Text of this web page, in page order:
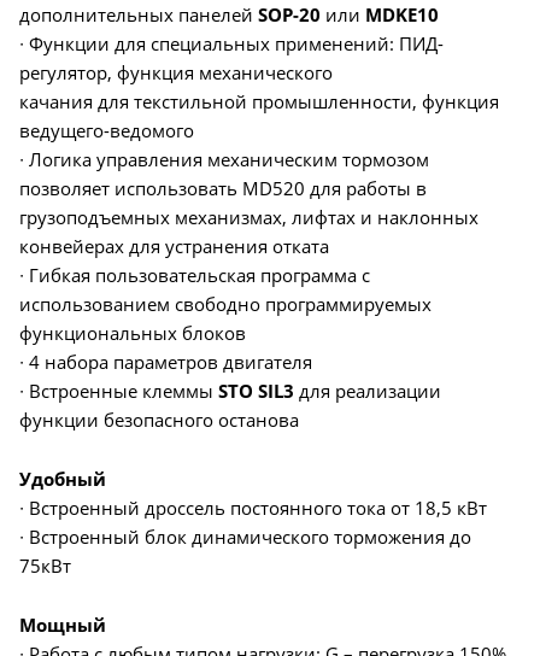
дополнительных панелей SOP-20 или MDKE10
∙ Функции для специальных применений: ПИД-
регулятор, функция механического
качания для текстильной промышленности, функция
ведущего-ведомого
∙ Логика управления механическим тормозом
позволяет использовать MD520 для работы в
грузоподъемных механизмах, лифтах и наклонных
конвейерах для устранения отката
∙ Гибкая пользовательская программа с
использованием свободно программируемых
функциональных блоков
∙ 4 набора параметров двигателя
∙ Встроенные клеммы STO SIL3 для реализации
функции безопасного останова
Удобный
∙ Встроенный дроссель постоянного тока от 18,5 кВт
∙ Встроенный блок динамического торможения до
75кВт
Мощный